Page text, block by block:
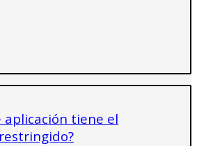
aplicación tiene el